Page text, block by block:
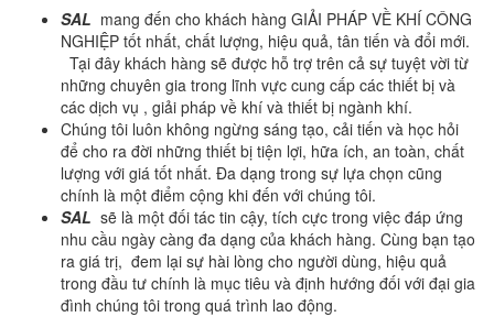
SAL mang đến cho khách hàng GIẢI PHÁP VỀ KHÍ CÔNG
NGHIỆP tốt nhất, chất lượng, hiệu quả, tân tiến và đổi mới.
Tại đây khách hàng sẽ được hỗ trợ trên cả sự tuyệt vời từ
những chuyên gia trong lĩnh vực cung cấp các thiết bị và
các dịch vụ , giải pháp về khí và thiết bị ngành khí.
Chúng tôi luôn không ngừng sáng tạo, cải tiến và học hỏi
để cho ra đời những thiết bị tiện lợi, hữa ích, an toàn, chất
lượng với giá tốt nhất. Đa dạng trong sự lựa chọn cũng
chính là một điểm cộng khi đến với chúng tôi.
SAL sẽ là một đối tác tin cậy, tích cực trong việc đáp ứng
nhu cầu ngày càng đa dạng của khách hàng. Cùng bạn tạo
ra giá trị, đem lại sự hài lòng cho người dùng, hiệu quả
trong đầu tư chính là mục tiêu và định hướng đối với đại gia
đình chúng tôi trong quá trình lao động.